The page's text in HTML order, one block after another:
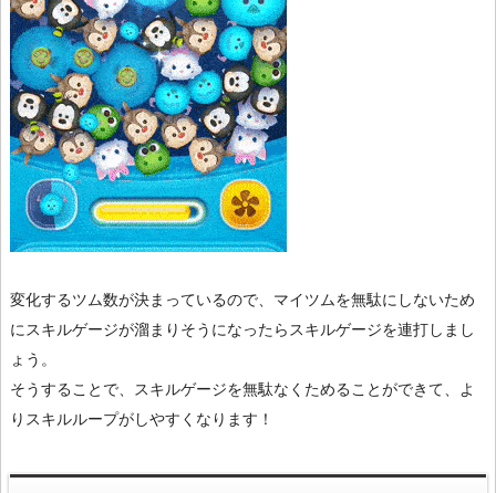
変化するツム数が決まっているので、マイツムを無駄にしないため
にスキルゲージが溜まりそうになったらスキルゲージを連打しまし
ょう。
そうすることで、スキルゲージを無駄なくためることができて、よ
りスキルループがしやすくなります！